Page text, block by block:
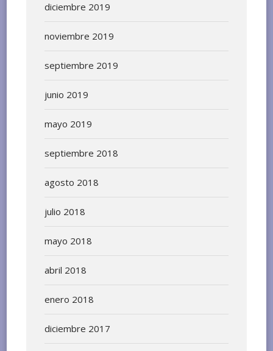
diciembre 2019
noviembre 2019
septiembre 2019
junio 2019
mayo 2019
septiembre 2018
agosto 2018
julio 2018
mayo 2018
abril 2018
enero 2018
diciembre 2017